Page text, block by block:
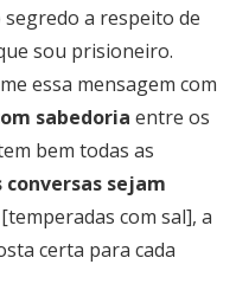
a respeito de
sou prisioneiro.
essa mensagem com
sabedoria entre os
bem todas as
conversas sejam
[temperadas com sal], a
certa para cada